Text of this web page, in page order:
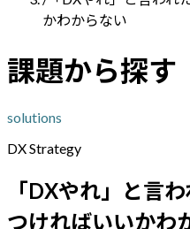
かわからない
課題から探す
solutions
DX Strategy
「DXやれ」と言
つければいいかわ